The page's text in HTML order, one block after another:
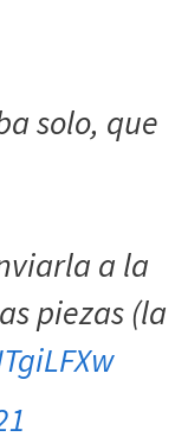
solo, que
a la
piezas (la